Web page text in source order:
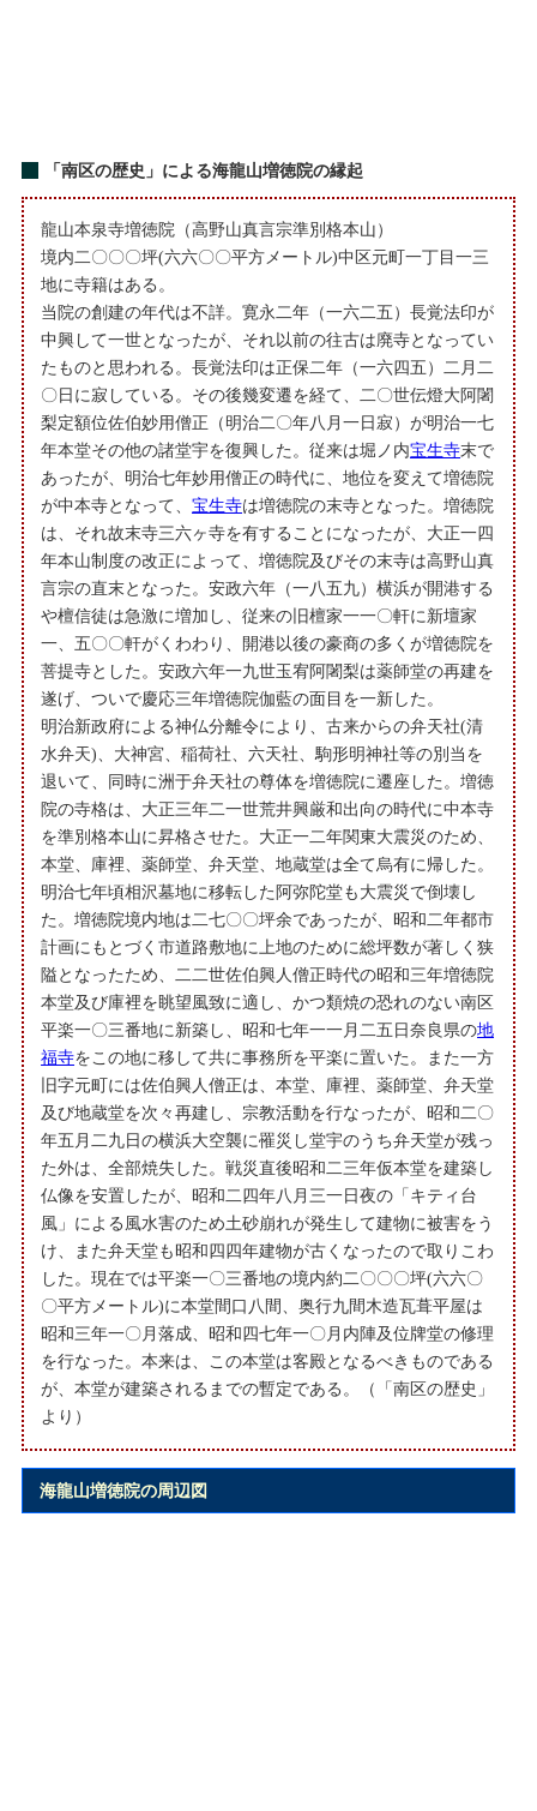
「南区の歴史」による海龍山増徳院の縁起
龍山本泉寺増徳院（高野山真言宗準別格本山）
境内二〇〇〇坪(六六〇〇平方メートル)中区元町一丁目一三
地に寺籍はある。
当院の創建の年代は不詳。寛永二年（一六二五）長覚法印が
中興して一世となったが、それ以前の往古は廃寺となってい
たものと思われる。長覚法印は正保二年（一六四五）二月二
〇日に寂している。その後幾変遷を経て、二〇世伝燈大阿闍
梨定額位佐伯妙用僧正（明治二〇年八月一日寂）が明治一七
年本堂その他の諸堂宇を復興した。従来は堀ノ内宝生寺末で
あったが、明治七年妙用僧正の時代に、地位を変えて増徳院
が中本寺となって、宝生寺は増徳院の末寺となった。増徳院
は、それ故末寺三六ヶ寺を有することになったが、大正一四
年本山制度の改正によって、増徳院及びその末寺は高野山真
言宗の直末となった。安政六年（一八五九）横浜が開港する
や檀信徒は急激に増加し、従来の旧檀家一一〇軒に新壇家
一、五〇〇軒がくわわり、開港以後の豪商の多くが増徳院を
菩提寺とした。安政六年一九世玉宥阿闍梨は薬師堂の再建を
遂げ、ついで慶応三年増徳院伽藍の面目を一新した。
明治新政府による神仏分離令により、古来からの弁天社(清
水弁天)、大神宮、稲荷社、六天社、駒形明神社等の別当を
退いて、同時に洲于弁天社の尊体を増徳院に遷座した。増徳
院の寺格は、大正三年二一世荒井興厳和出向の時代に中本寺
を準別格本山に昇格させた。大正一二年関東大震災のため、
本堂、庫裡、薬師堂、弁天堂、地蔵堂は全て烏有に帰した。
明治七年頃相沢墓地に移転した阿弥陀堂も大震災で倒壊し
た。増徳院境内地は二七〇〇坪余であったが、昭和二年都市
計画にもとづく市道路敷地に上地のために総坪数が著しく狭
隘となったため、二二世佐伯興人僧正時代の昭和三年増徳院
本堂及び庫裡を眺望風致に適し、かつ類焼の恐れのない南区
平楽一〇三番地に新築し、昭和七年一一月二五日奈良県の地
福寺をこの地に移して共に事務所を平楽に置いた。また一方
旧字元町には佐伯興人僧正は、本堂、庫裡、薬師堂、弁天堂
及び地蔵堂を次々再建し、宗教活動を行なったが、昭和二〇
年五月二九日の横浜大空襲に罹災し堂宇のうち弁天堂が残っ
た外は、全部焼失した。戦災直後昭和二三年仮本堂を建築し
仏像を安置したが、昭和二四年八月三一日夜の「キティ台
風」による風水害のため土砂崩れが発生して建物に被害をう
け、また弁天堂も昭和四四年建物が古くなったので取りこわ
した。現在では平楽一〇三番地の境内約二〇〇〇坪(六六〇
〇平方メートル)に本堂間口八間、奥行九間木造瓦葺平屋は
昭和三年一〇月落成、昭和四七年一〇月内陣及位牌堂の修理
を行なった。本来は、この本堂は客殿となるべきものである
が、本堂が建築されるまでの暫定である。（「南区の歴史」
より）
海龍山増徳院の周辺図